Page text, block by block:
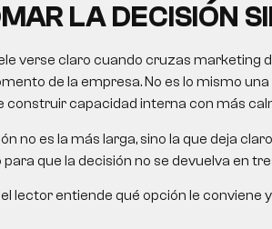
LA DECISIÓN
verse claro cuando cruzas marketing
de la empresa. No es lo mismo
construir capacidad interna con más
no es la más larga, sino la que deja
que la decisión no se devuelva en
lector entiende qué opción le conviene